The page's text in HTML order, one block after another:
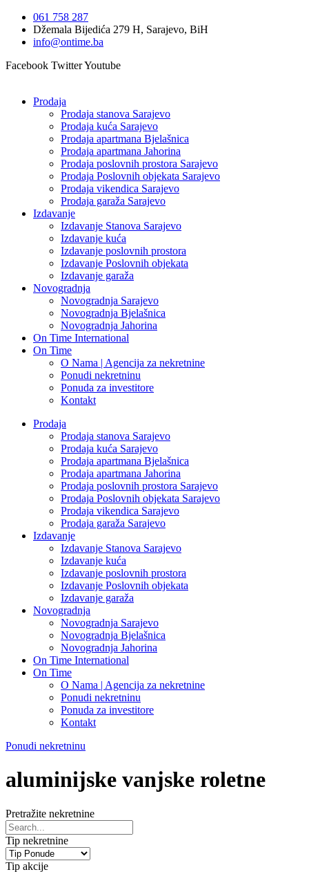
sadržaj
061 758 287
Džemala Bijedića 279 H, Sarajevo, BiH
info@ontime.ba
Facebook TwitterYoutube
Prodaja
Prodaja stanova Sarajevo
Prodaja kuća Sarajevo
Prodaja apartmana Bjelašnica
Prodaja apartmana Jahorina
Prodaja poslovnih prostora Sarajevo
Prodaja Poslovnih objekata Sarajevo
Prodaja vikendica Sarajevo
Prodaja garaža Sarajevo
Izdavanje
Izdavanje Stanova Sarajevo
Izdavanje kuća
Izdavanje poslovnih prostora
Izdavanje Poslovnih objekata
Izdavanje garaža
Novogradnja
Novogradnja Sarajevo
Novogradnja Bjelašnica
Novogradnja Jahorina
On Time International
On Time
O Nama | Agencija za nekretnine
Ponudi nekretninu
Ponuda za investitore
Kontakt
Prodaja
Prodaja stanova Sarajevo
Prodaja kuća Sarajevo
Prodaja apartmana Bjelašnica
Prodaja apartmana Jahorina
Prodaja poslovnih prostora Sarajevo
Prodaja Poslovnih objekata Sarajevo
Prodaja vikendica Sarajevo
Prodaja garaža Sarajevo
Izdavanje
Izdavanje Stanova Sarajevo
Izdavanje kuća
Izdavanje poslovnih prostora
Izdavanje Poslovnih objekata
Izdavanje garaža
Novogradnja
Novogradnja Sarajevo
Novogradnja Bjelašnica
Novogradnja Jahorina
On Time International
On Time
O Nama | Agencija za nekretnine
Ponudi nekretninu
Ponuda za investitore
Kontakt
Ponudi nekretninu
aluminijske vanjske roletne
Pretražite nekretnine
Tip nekretnine
Tip akcije